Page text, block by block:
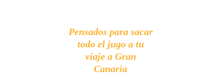
Pensados para sacar
todo el jugo a tu
viaje a Gran
Canaria